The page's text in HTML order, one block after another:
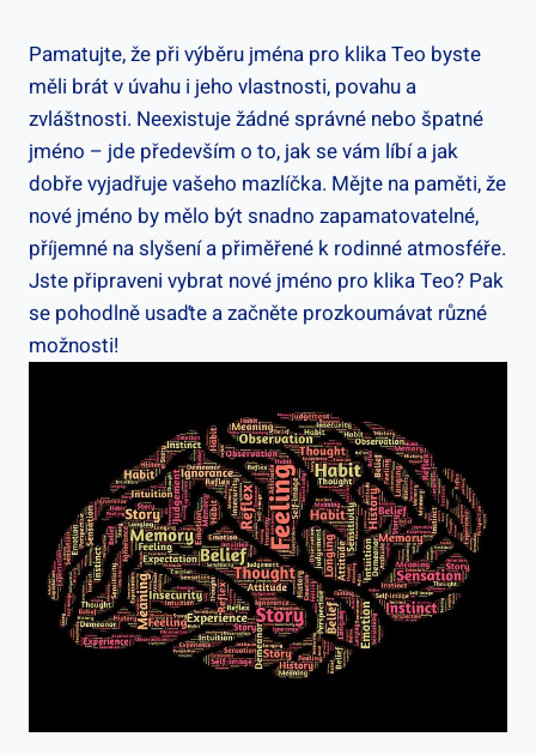
Pamatujte, že při výběru jména pro klika Teo byste
měli brát v úvahu i⁢ jeho vlastnosti, ⁤povahu ‍a
zvláštnosti. Neexistuje žádné správné nebo špatné
jméno – jde⁤ především o to, jak se vám líbí‌ a jak
dobře vyjadřuje vašeho mazlíčka. Mějte na paměti,​ že
nové jméno by mělo být snadno zapamatovatelné,
příjemné na slyšení a ‍přiměřené k rodinné atmosféře.
Jste připraveni vybrat nové ⁢jméno pro klika Teo? ‌Pak
se pohodlně usaďte a začněte ⁣prozkoumávat různé
možnosti!